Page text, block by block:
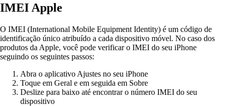
IMEI Apple
O IMEI (International Mobile Equipment Identity) é um código de
identificação único atribuído a cada dispositivo móvel. No caso dos
produtos da Apple, você pode verificar o IMEI do seu iPhone
seguindo os seguintes passos:
Abra o aplicativo Ajustes no seu iPhone
Toque em Geral e em seguida em Sobre
Deslize para baixo até encontrar o número IMEI do seu
dispositivo